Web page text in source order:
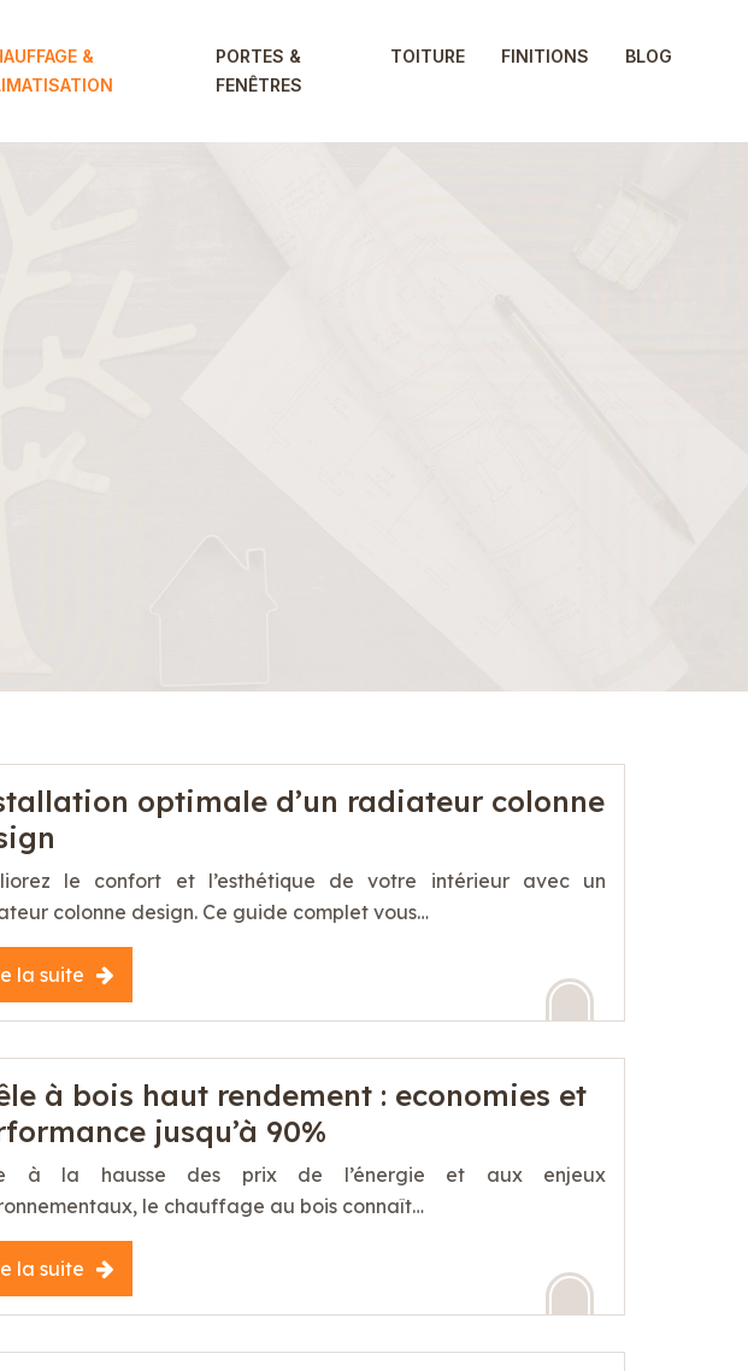
&
PORTES &
FENÊTRES
TOITURE FINITIONS BLOG
optimale d’un radiateur colonne
le confort et l’esthétique de votre intérieur avec un
colonne design. Ce guide complet vous…
la suite
à bois haut rendement : economies et
jusqu’à 90%
à la hausse des prix de l’énergie et aux enjeux
le chauffage au bois connaît…
la suite